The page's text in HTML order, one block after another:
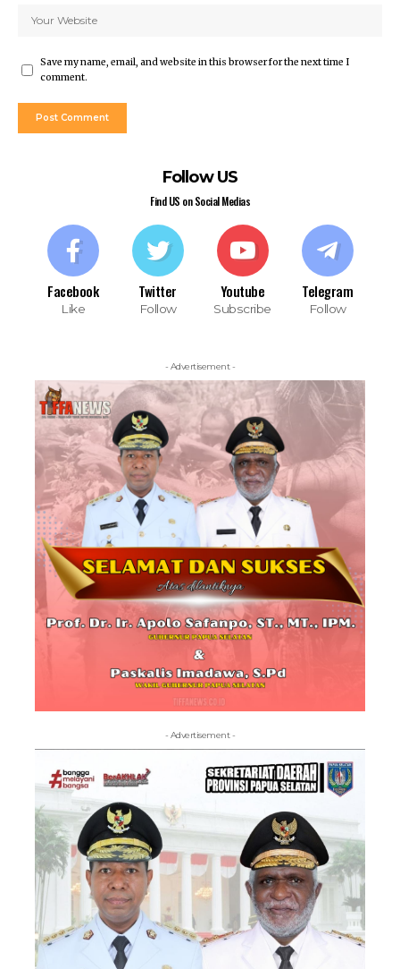
Save my name, email, and website in this browser for the next time I
comment.
Follow US
Find US on Social Medias
Facebook
Like
Twitter
Follow
Youtube
Subscribe
Telegram
Follow
- Advertisement -
- Advertisement -